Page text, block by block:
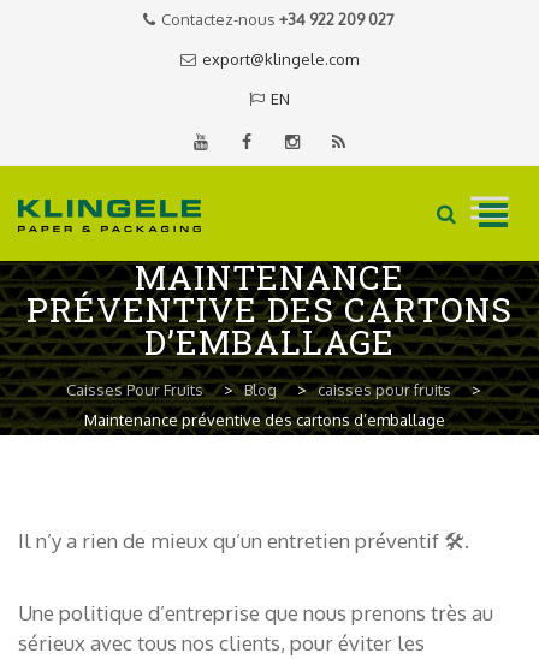
Contactez-nous +34 922 209 027
export@klingele.com
EN
Skip
to
content
MAINTENANCE
PRÉVENTIVE DES CARTONS
D’EMBALLAGE
Caisses Pour Fruits > Blog > caisses pour fruits
>
Maintenance préventive des cartons d’emballage
Il n’y a rien de mieux qu’un entretien préventif 🛠.
Une politique d’entreprise que nous prenons très au
sérieux avec tous nos clients, pour éviter les